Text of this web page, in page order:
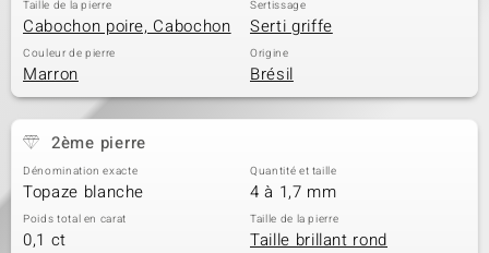
Taille de la pierre
Cabochon poire, Cabochon
Sertissage
Serti griffe
Couleur de pierre
Marron
Origine
Brésil
2ème pierre
Dénomination exacte
Topaze blanche
Quantité et taille
4 à 1,7 mm
Poids total en carat
0,1 ct
Taille de la pierre
Taille brillant rond